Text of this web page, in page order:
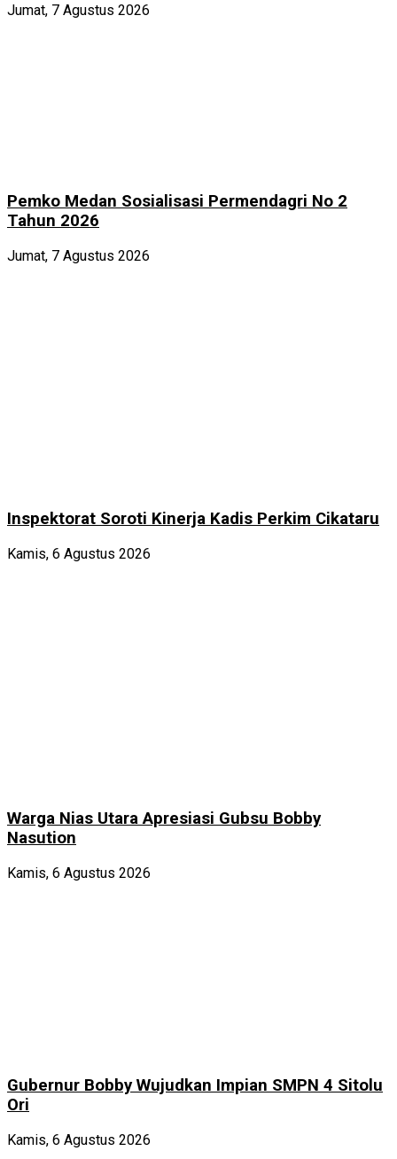
Jumat, 7 Agustus 2026
Pemko Medan Sosialisasi Permendagri No 2
Tahun 2026
Jumat, 7 Agustus 2026
Inspektorat Soroti Kinerja Kadis Perkim Cikataru
Kamis, 6 Agustus 2026
Warga Nias Utara Apresiasi Gubsu Bobby
Nasution
Kamis, 6 Agustus 2026
Gubernur Bobby Wujudkan Impian SMPN 4 Sitolu
Ori
Kamis, 6 Agustus 2026